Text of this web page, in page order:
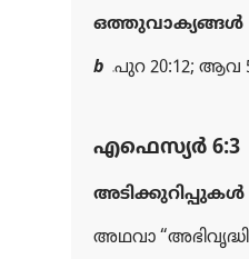
ഒത്തുവാക്യങ്ങള്‍
b പുറ 20:12; ആവ
എഫെസ്യർ 6:3
അടിക്കുറിപ്പുകള്‍
അഥവാ